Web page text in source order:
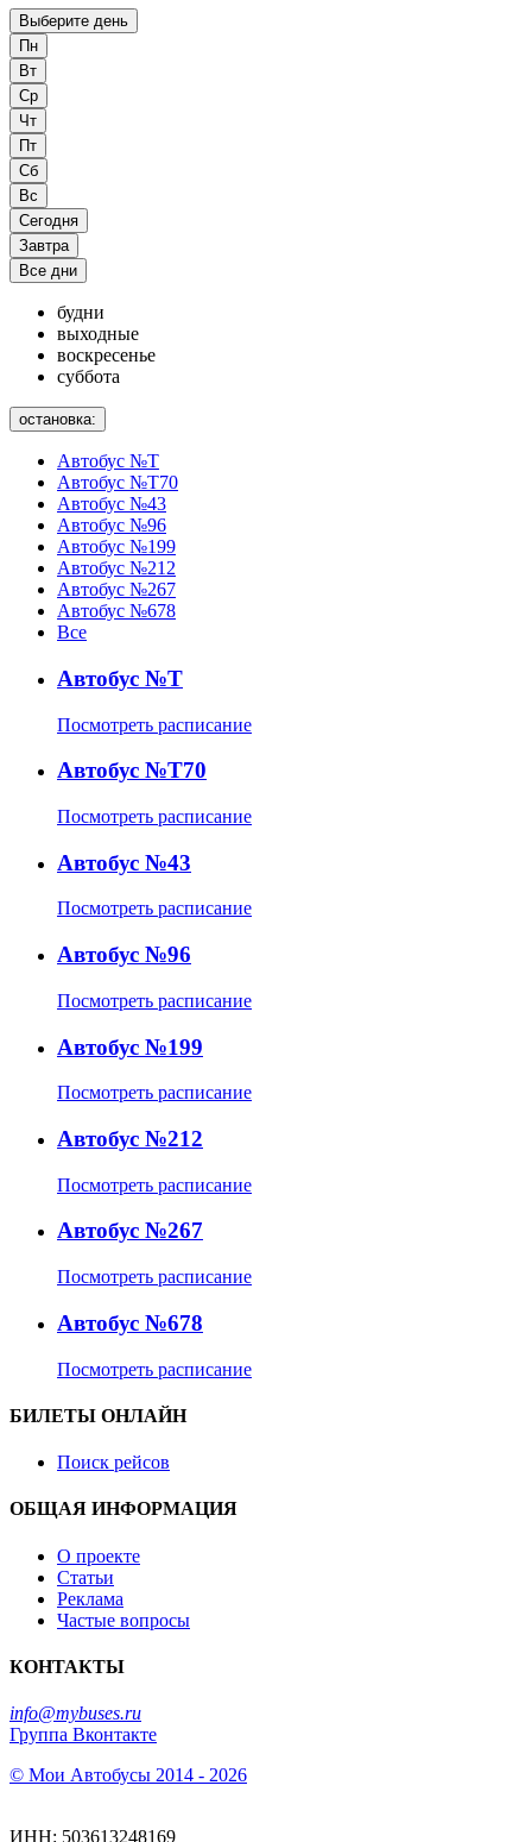
Выберите день
Пн
Вт
Ср
Чт
Пт
Сб
Вс
Сегодня
Завтра
Все дни
будни
выходные
воскресенье
суббота
остановка:
Автобус №Т
Автобус №Т70
Автобус №43
Автобус №96
Автобус №199
Автобус №212
Автобус №267
Автобус №678
Все
Автобус №Т
Посмотреть расписание
Автобус №Т70
Посмотреть расписание
Автобус №43
Посмотреть расписание
Автобус №96
Посмотреть расписание
Автобус №199
Посмотреть расписание
Автобус №212
Посмотреть расписание
Автобус №267
Посмотреть расписание
Автобус №678
Посмотреть расписание
БИЛЕТЫ ОНЛАЙН
Поиск рейсов
ОБЩАЯ ИНФОРМАЦИЯ
О проекте
Статьи
Реклама
Частые вопросы
КОНТАКТЫ
info@mybuses.ru
Группа Вконтакте
© Мои Автобусы 2014 - 2026
ИНН: 503613248169